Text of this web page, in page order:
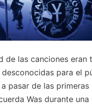
de las canciones eran
desconocidas para el
pasar de las
Was durante una